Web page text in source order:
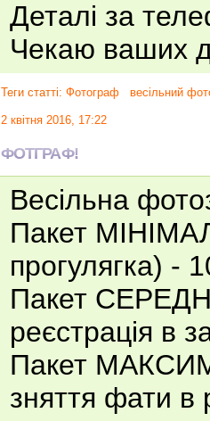
Деталі за
Чекаю ваших
Теги статті: Фотограф весільний
2 квітня 2016, 17:22
ФОТГРАФ!
Весільна
Пакет
прогулягка) -
Пакет
реєстрація в
Пакет
зняття фати в